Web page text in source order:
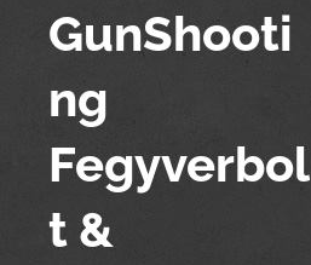
GunShooti
ng
Fegyverbol
t &